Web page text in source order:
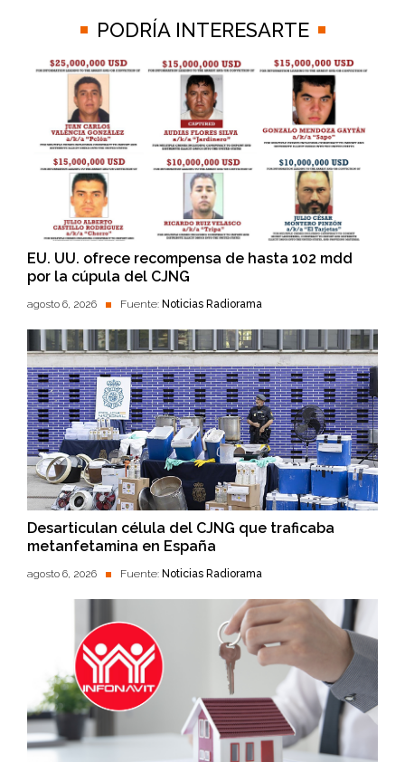
PODRÍA INTERESARTE
EU. UU. ofrece recompensa de hasta 102 mdd
por la cúpula del CJNG
agosto 6, 2026 Fuente: Noticias Radiorama
Desarticulan célula del CJNG que traficaba
metanfetamina en España
agosto 6, 2026 Fuente: Noticias Radiorama